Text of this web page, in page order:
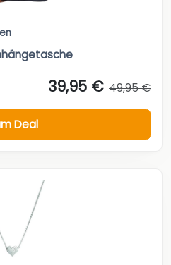
39,95 € 49,95 €
Deal